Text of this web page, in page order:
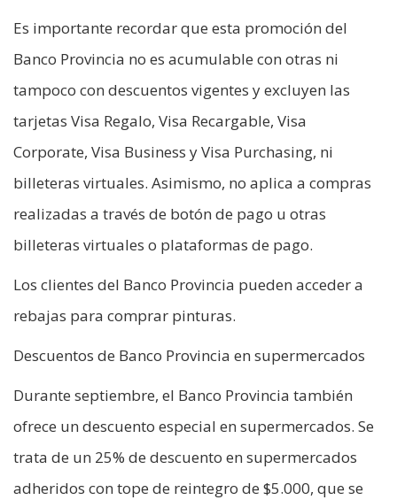
Es importante recordar que esta promoción del
Banco Provincia no es acumulable con otras ni
tampoco con descuentos vigentes y excluyen las
tarjetas Visa Regalo, Visa Recargable, Visa
Corporate, Visa Business y Visa Purchasing, ni
billeteras virtuales. Asimismo, no aplica a compras
realizadas a través de botón de pago u otras
billeteras virtuales o plataformas de pago.
Los clientes del Banco Provincia pueden acceder a
rebajas para comprar pinturas.
Descuentos de Banco Provincia en supermercados
Durante septiembre, el Banco Provincia también
ofrece un descuento especial en supermercados. Se
trata de un 25% de descuento en supermercados
adheridos con tope de reintegro de $5.000, que se